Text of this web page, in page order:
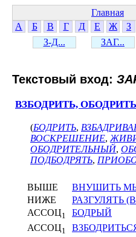
Главная
А
Б В Г Д Е Ж З
З-Д...
ЗАГ...
Текстовый вход:
ВЗБОДРИТЬ, ОБОДРИТЬ
(БОДРИТЬ,
ВОСКРЕШЕНИЕ,
ОБОДРИТЕЛЬНЫЙ,
ПОДБОДРЯТЬ,
ВЫШЕ
ВНУШИТЬ
НИЖЕ
РАЗГУЛЯТЬ
АССОЦ1
БОДРЫЙ
АССОЦ1